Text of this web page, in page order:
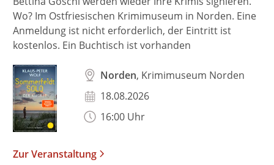
Wo? Im Ostfriesischen Krimimuseum in Norden. Eine
Anmeldung ist nicht erforderlich, der Eintritt ist
kostenlos. Ein Buchtisch ist vorhanden
Norden, Krimimuseum Norden
18.08.2026
16:00 Uhr
Zur Veranstaltung